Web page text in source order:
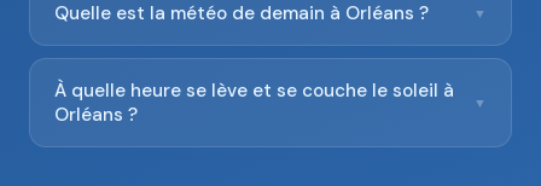
Quelle est la météo de demain à Orléans ? ▼
À quelle heure se lève et se couche le soleil à
Orléans ?
▼